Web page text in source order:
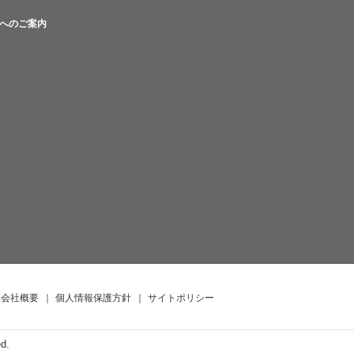
のご案内
会社概要 ｜ 個人情報保護方針 ｜ サイトポリシー